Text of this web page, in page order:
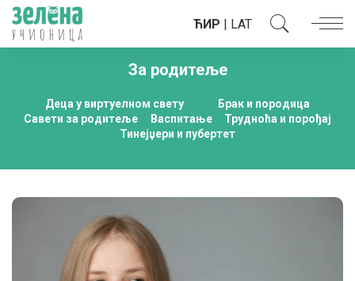
ЋИР | LAT
За родитеље
Деца у виртуелном свету
Брак и породица
Савети за родитеље
Васпитање
Трудноћа и порођај
Тинејџери и пубертет